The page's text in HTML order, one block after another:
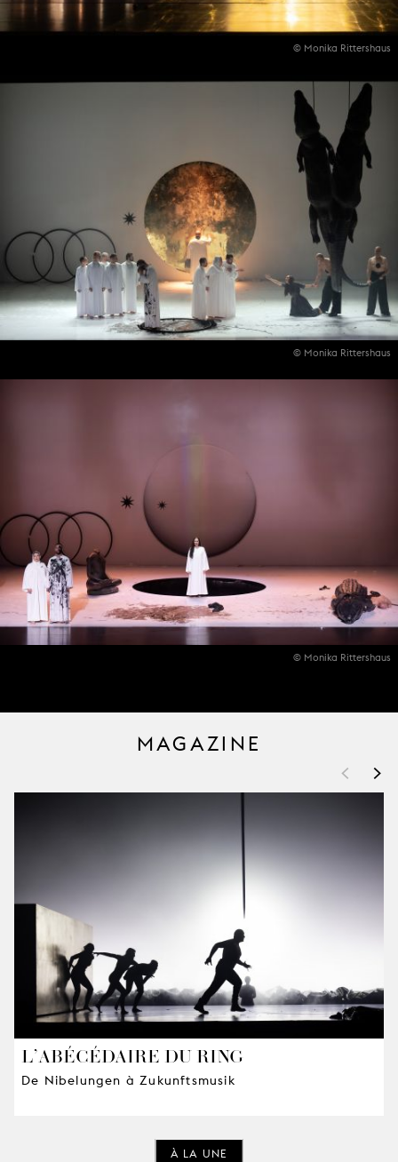
© Monika Rittershaus
© Monika Rittershaus
© Monika Rittershaus
MAGAZINE
< >
L’ABÉCÉDAIRE DU RING
De Nibelungen à Zukunftsmusik
À LA UNE